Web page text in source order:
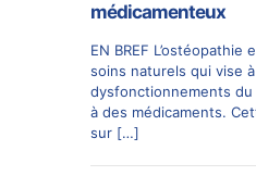
médicamenteux
EN BREF
soins naturels qui vise
dysfonctionnements
à des médicaments.
sur […]